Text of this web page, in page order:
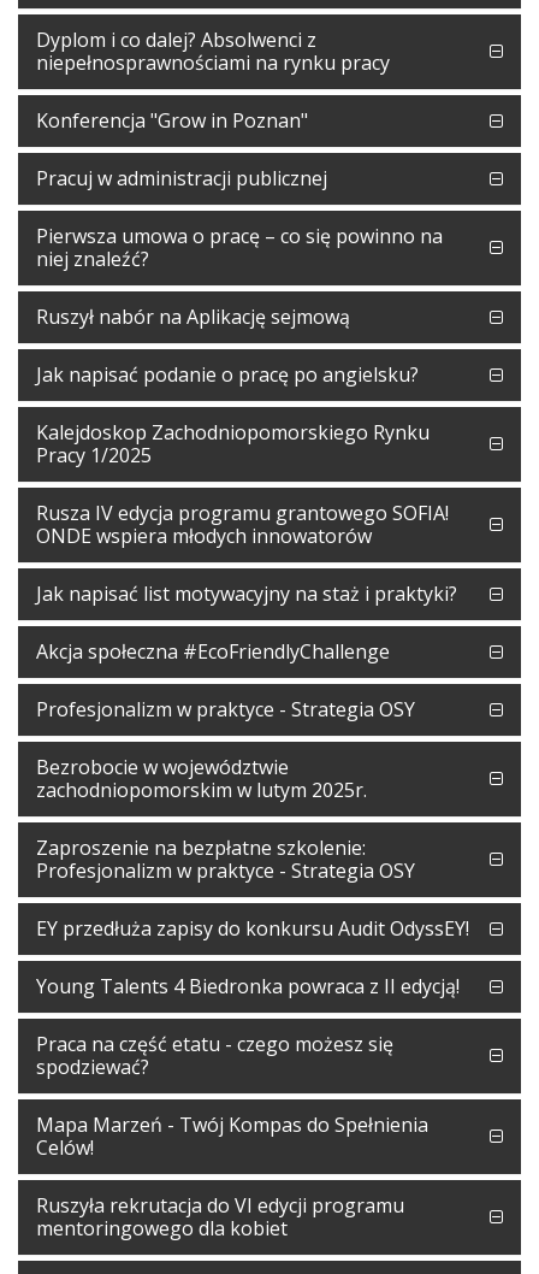
Dyplom i co dalej? Absolwenci z
niepełnosprawnościami na rynku pracy
Konferencja "Grow in Poznan"
Pracuj w administracji publicznej
Pierwsza umowa o pracę – co się powinno na
niej znaleźć?
Ruszył nabór na Aplikację sejmową
Jak napisać podanie o pracę po angielsku?
Kalejdoskop Zachodniopomorskiego Rynku
Pracy 1/2025
Rusza IV edycja programu grantowego SOFIA!
ONDE wspiera młodych innowatorów
Jak napisać list motywacyjny na staż i praktyki?
Akcja społeczna #EcoFriendlyChallenge
Profesjonalizm w praktyce - Strategia OSY
Bezrobocie w województwie
zachodniopomorskim w lutym 2025r.
Zaproszenie na bezpłatne szkolenie:
Profesjonalizm w praktyce - Strategia OSY
EY przedłuża zapisy do konkursu Audit OdyssEY!
Young Talents 4 Biedronka powraca z II edycją!
Praca na część etatu - czego możesz się
spodziewać?
Mapa Marzeń - Twój Kompas do Spełnienia
Celów!
Ruszyła rekrutacja do VI edycji programu
mentoringowego dla kobiet